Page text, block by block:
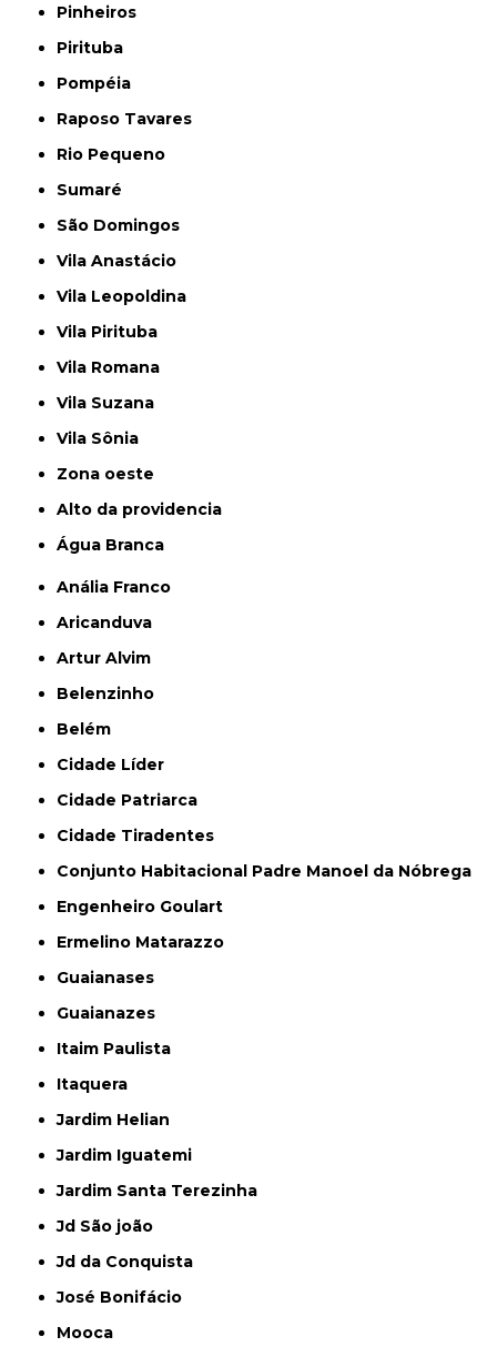
Pinheiros
Pirituba
Pompéia
Raposo Tavares
Rio Pequeno
Sumaré
São Domingos
Vila Anastácio
Vila Leopoldina
Vila Pirituba
Vila Romana
Vila Suzana
Vila Sônia
Zona oeste
alto da providencia
Água Branca
Anália Franco
Aricanduva
Artur Alvim
Belenzinho
Belém
Cidade Líder
Cidade Patriarca
Cidade Tiradentes
Conjunto Habitacional Padre Manoel da Nóbrega
Engenheiro Goulart
Ermelino Matarazzo
Guaianases
Guaianazes
Itaim Paulista
Itaquera
Jardim Helian
Jardim Iguatemi
Jardim Santa Terezinha
Jd São joão
Jd da Conquista
José Bonifácio
Mooca